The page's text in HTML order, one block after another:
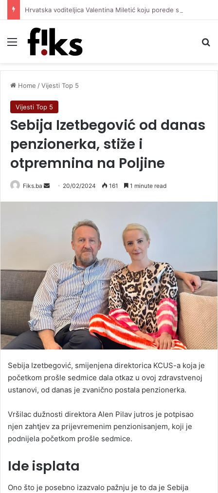
Menu
Home /Vijesti Top 5
Vijesti Top 5
Sebija Izetbegović od danas
penzionerka, stiže i
otpremnina na Poljine
Fiks.ba
Send 20/02/2024 161 1 minute read
Sebija Izetbegović, smijenjena direktorica KCUS-a koja je
početkom prošle sedmice dala otkaz u ovoj zdravstvenoj
ustanovi, od danas je zvanično postala penzionerka.
Vršilac dužnosti direktora Alen Pilav jutros je potpisao
njen zahtjev za prijevremenim penzionisanjem, koji je
podnijela početkom prošle sedmice.
Ide isplata
Ono što je posebno izazvalo pažnju je to da je Sebija